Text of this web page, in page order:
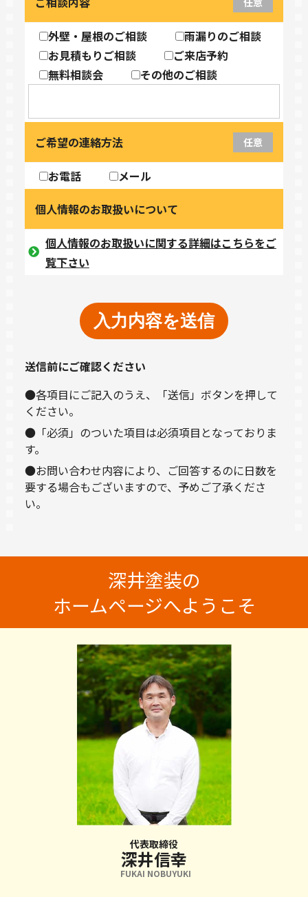
外壁・屋根のご相談
雨漏りのご相談
お見積もりご相談
ご来店予約
無料相談会
その他のご相談
ご希望の連絡方法 任意
お電話
メール
個人情報のお取扱いについて
個人情報のお取扱いに関する詳細はこちらをご
覧下さい
送信前にご確認ください
●各項目にご記入のうえ、「送信」ボタンを押して
ください。
●「必須」のついた項目は必須項目となっておりま
す。
●お問い合わせ内容により、ご回答するのに日数を
要する場合もございますので、予めご了承くださ
い。
深井塗装の
ホームページへようこそ
代表取締役
深井信幸
FUKAI NOBUYUKI